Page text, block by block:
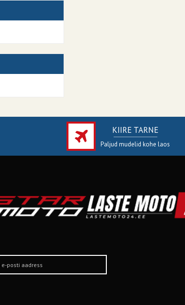
KIIRE TARNE
Paljud mudelid kohe laos